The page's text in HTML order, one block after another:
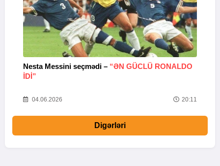
Nesta Messini seçmədi – “ƏN GÜCLÜ RONALDO
IDI”
04.06.2026 20:11
Digərləri